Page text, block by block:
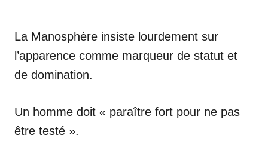
La Manosphère insiste lourdement sur
l’apparence comme marqueur de statut et
de domination.
Un homme doit « paraître fort pour ne pas
être testé ».